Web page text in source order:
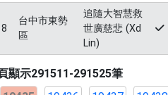
台中市東勢
區
追隨大智慧救
世廣慈悲 (Xd
Lin)
顯示291511-291525筆